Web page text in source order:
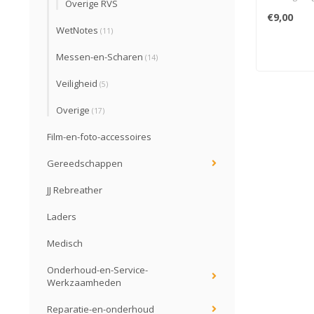
Overige RVS
WetNotes (11)
Messen-en-Scharen (14)
Veiligheid (5)
Overige (17)
Film-en-foto-accessoires
Gereedschappen
JJ Rebreather
Laders
Medisch
Onderhoud-en-Service-
Werkzaamheden
Reparatie-en-onderhoud
Geschikt
tools,
€9,00